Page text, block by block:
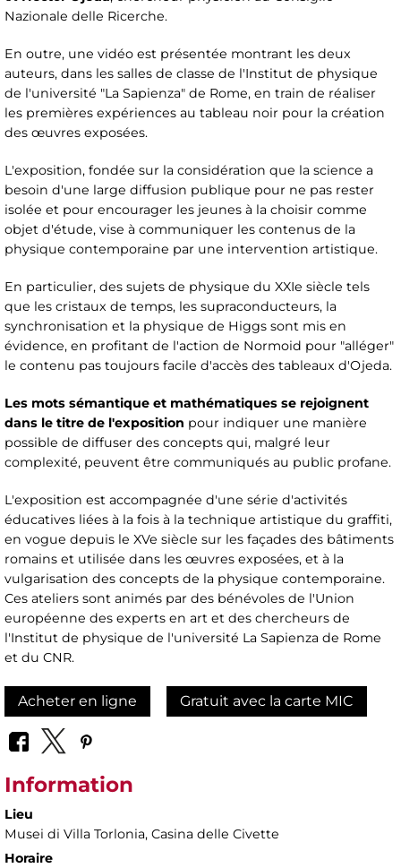
Nazionale delle Ricerche.
En outre, une vidéo est présentée montrant les deux
auteurs, dans les salles de classe de l'Institut de physique
de l'université "La Sapienza" de Rome, en train de réaliser
les premières expériences au tableau noir pour la création
des œuvres exposées.
L'exposition, fondée sur la considération que la science a
besoin d'une large diffusion publique pour ne pas rester
isolée et pour encourager les jeunes à la choisir comme
objet d'étude, vise à communiquer les contenus de la
physique contemporaine par une intervention artistique.
En particulier, des sujets de physique du XXIe siècle tels
que les cristaux de temps, les supraconducteurs, la
synchronisation et la physique de Higgs sont mis en
évidence, en profitant de l'action de Normoid pour "alléger"
le contenu pas toujours facile d'accès des tableaux d'Ojeda.
Les mots sémantique et mathématiques se rejoignent
dans le titre de l'exposition pour indiquer une manière
possible de diffuser des concepts qui, malgré leur
complexité, peuvent être communiqués au public profane.
L'exposition est accompagnée d'une série d'activités
éducatives liées à la fois à la technique artistique du graffiti,
en vogue depuis le XVe siècle sur les façades des bâtiments
romains et utilisée dans les œuvres exposées, et à la
vulgarisation des concepts de la physique contemporaine.
Ces ateliers sont animés par des bénévoles de l'Union
européenne des experts en art et des chercheurs de
l'Institut de physique de l'université La Sapienza de Rome
et du CNR.
Acheter en ligne Gratuit avec la carte MIC
Information
Lieu
Musei di Villa Torlonia, Casina delle Civette
Horaire